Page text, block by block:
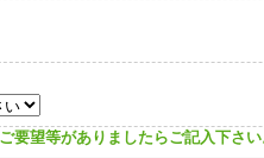
要望等がありましたらご記入下さ